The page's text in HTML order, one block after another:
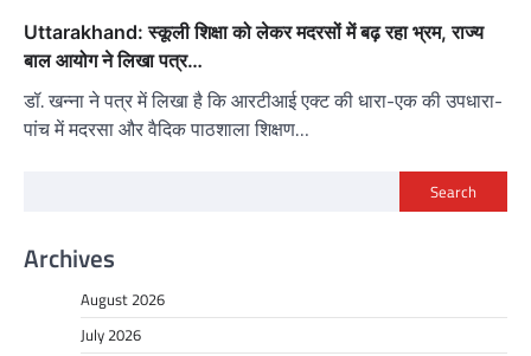
Uttarakhand: स्कूली शिक्षा को लेकर मदरसों में बढ़ रहा भ्रम, राज्य
बाल आयोग ने लिखा पत्र…
डॉ. खन्ना ने पत्र में लिखा है कि आरटीआई एक्ट की धारा-एक की उपधारा-
पांच में मदरसा और वैदिक पाठशाला शिक्षण…
Search
Archives
August 2026
July 2026